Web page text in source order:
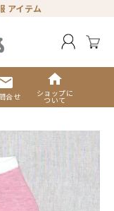
アイテム
合せ
home
ショップに
ついて